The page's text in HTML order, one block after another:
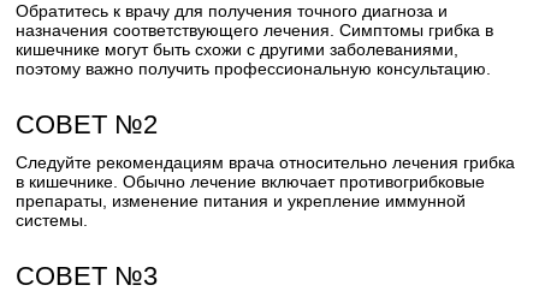
Обратитесь к врачу для получения точного диагноза и
назначения соответствующего лечения. Симптомы грибка в
кишечнике могут быть схожи с другими заболеваниями,
поэтому важно получить профессиональную консультацию.
СОВЕТ №2
Следуйте рекомендациям врача относительно лечения грибка
в кишечнике. Обычно лечение включает противогрибковые
препараты, изменение питания и укрепление иммунной
системы.
СОВЕТ №3